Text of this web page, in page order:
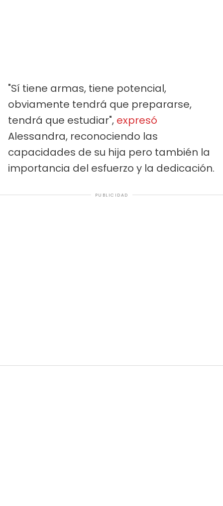
"Sí tiene armas, tiene potencial,
obviamente tendrá que prepararse,
tendrá que estudiar", expresó
Alessandra, reconociendo las
capacidades de su hija pero también la
importancia del esfuerzo y la dedicación.
PUBLICIDAD